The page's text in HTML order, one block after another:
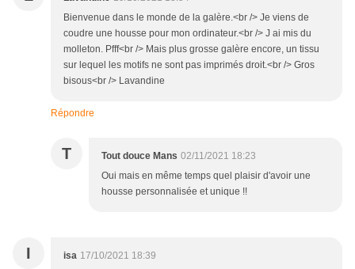
Bienvenue dans le monde de la galère.<br /> Je viens de
coudre une housse pour mon ordinateur.<br /> J ai mis du
molleton. Pfff<br /> Mais plus grosse galère encore, un tissu
sur lequel les motifs ne sont pas imprimés droit.<br /> Gros
bisous<br /> Lavandine
Répondre
T Tout douce Mans 02/11/2021 18:23
Oui mais en même temps quel plaisir d'avoir une
housse personnalisée et unique !!
I isa 17/10/2021 18:39